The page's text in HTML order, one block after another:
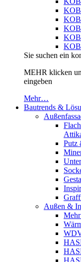
Sie suchen ein
MEHR klicken
eingeben
Mehr…
Bautrends &
Putz
Außen &